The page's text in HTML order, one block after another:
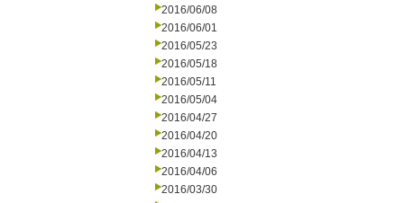
2016/06/08
2016/06/01
2016/05/23
2016/05/18
2016/05/11
2016/05/04
2016/04/27
2016/04/20
2016/04/13
2016/04/06
2016/03/30